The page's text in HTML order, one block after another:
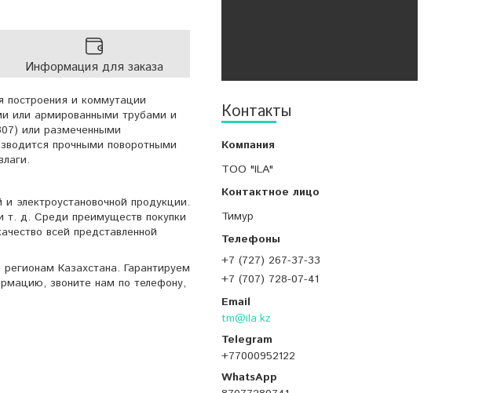
Контакты
ТОО "ILA"
Тимур
+7 (727) 267-37-33
+7 (707) 728-07-41
tm@ila.kz
+77000952122
Информация для заказа
построения и коммутации
или армированными трубами и
или размеченными
прочными поворотными
электроустановочной продукции.
т. д. Среди преимуществ покупки
всей представленной
Казахстана. Гарантируем
звоните нам по телефону,